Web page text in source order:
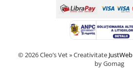
© 2026 Cleo’s Vet » Creativitate JustWeb
by Gomag